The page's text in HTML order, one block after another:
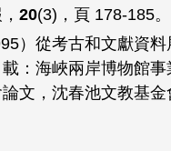
， 20(3)，頁 178-185。
）從考古和文獻資
： 海峽兩岸博物館
文 ，沈春池文教基金